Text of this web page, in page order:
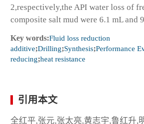
2,respectively,the API water loss of
composite salt mud were 6.1 mL and
Key words:Fluid loss reduction
additive;Drilling;Synthesis;Performance
reducing;heat resistance
引用本文
全红平,张元,张太亮,黄志宇,鲁红升,